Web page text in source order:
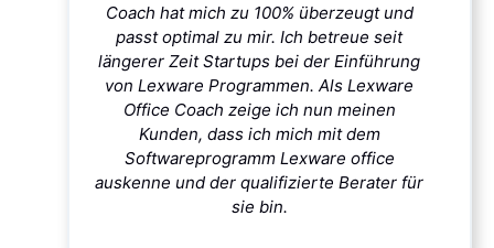
Coach hat mich zu 100% überzeugt und
passt optimal zu mir. Ich betreue seit
längerer Zeit Startups bei der Einführung
von Lexware Programmen. Als Lexware
Office Coach zeige ich nun meinen
Kunden, dass ich mich mit dem
Softwareprogramm Lexware office
auskenne und der qualifizierte Berater für
sie bin.